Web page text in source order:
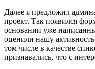
Далее я предложил
проект. Так появился
основании уже
оценили нашу
том числе в качестве
признавались, что с